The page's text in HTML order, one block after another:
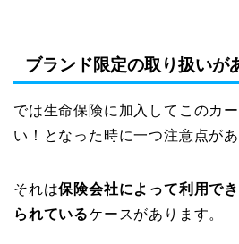
ブランド限定の取り扱いが
では生命保険に加入してこのカ
い！となった時に一つ注意点があ
それは保険会社によって利用で
られているケースがあります。